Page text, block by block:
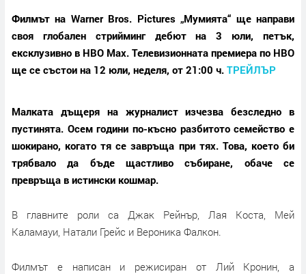
Филмът на Warner Bros. Pictures „Мумията“ ще направи
своя глобален стрийминг дебют на 3 юли, петък,
ексклузивно в HBO Max. Телевизионната премиера по HBO
ще се състои на 12 юли, неделя, от 21:00 ч. ТРЕЙЛЪР
Малката дъщеря на журналист изчезва безследно в
пустинята. Осем години по-късно разбитото семейство е
шокирано, когато тя се завръща при тях. Това, което би
трябвало да бъде щастливо събиране, обаче се
превръща в истински кошмар.
В главните роли са Джак Рейнър, Лая Коста, Мей
Каламауи, Натали Грейс и Вероника Фалкон.
Филмът е написан и режисиран от Лий Кронин, а